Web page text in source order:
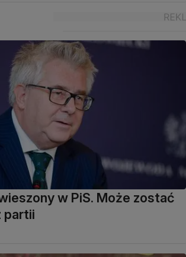
w PiS. Może zostać
partii